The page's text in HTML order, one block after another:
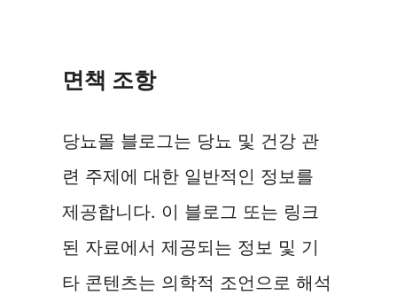
면책 조항
당뇨몰 블로그는 당뇨 및 건강 관
련 주제에 대한 일반적인 정보를
제공합니다. 이 블로그 또는 링크
된 자료에서 제공되는 정보 및 기
타 콘텐츠는 의학적 조언으로 해석